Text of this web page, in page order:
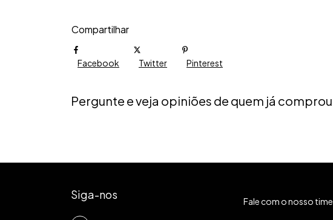
Compartilhar
Facebook Twitter Pinterest
Pergunte e veja opiniões de quem já comprou
Siga-nos Fale com o nosso time